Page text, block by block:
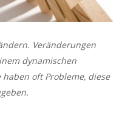
Veränderungen
dynamischen
oft Probleme, diese